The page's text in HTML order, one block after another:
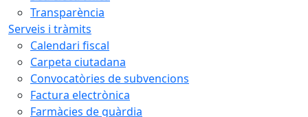
Transparència
Serveis i tràmits
Calendari fiscal
Carpeta ciutadana
Convocatòries de subvencions
Factura electrònica
Farmàcies de guàrdia